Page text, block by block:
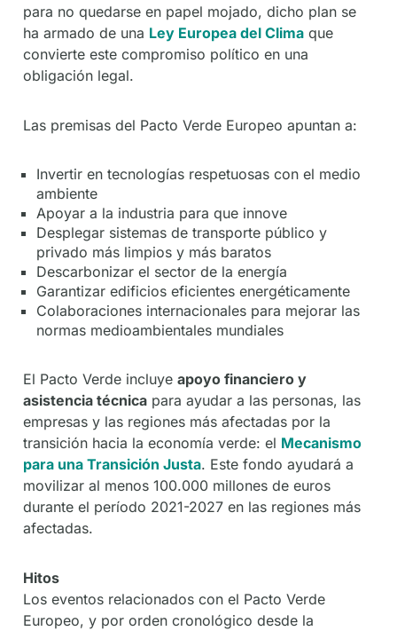
para no quedarse en papel mojado, dicho plan se
ha armado de una Ley Europea del Clima que
convierte este compromiso político en una
obligación legal.
Las premisas del Pacto Verde Europeo apuntan a:
Invertir en tecnologías respetuosas con el medio
ambiente
Apoyar a la industria para que innove
Desplegar sistemas de transporte público y
privado más limpios y más baratos
Descarbonizar el sector de la energía
Garantizar edificios eficientes energéticamente
Colaboraciones internacionales para mejorar las
normas medioambientales mundiales
El Pacto Verde incluye apoyo financiero y
asistencia técnica para ayudar a las personas, las
empresas y las regiones más afectadas por la
transición hacia la economía verde: el Mecanismo
para una Transición Justa. Este fondo ayudará a
movilizar al menos 100.000 millones de euros
durante el período 2021-2027 en las regiones más
afectadas.
Hitos
Los eventos relacionados con el Pacto Verde
Europeo, y por orden cronológico desde la